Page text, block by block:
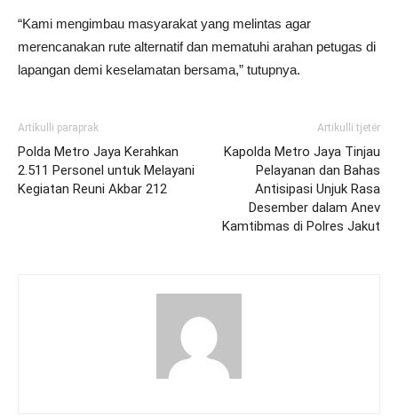
“Kami mengimbau masyarakat yang melintas agar
merencanakan rute alternatif dan mematuhi arahan petugas di
lapangan demi keselamatan bersama,” tutupnya.
Artikulli paraprak
Polda Metro Jaya Kerahkan
2.511 Personel untuk Melayani
Kegiatan Reuni Akbar 212
Artikulli tjetër
Kapolda Metro Jaya Tinjau
Pelayanan dan Bahas
Antisipasi Unjuk Rasa
Desember dalam Anev
Kamtibmas di Polres Jakut